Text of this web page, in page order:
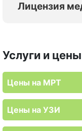
Лицензия
Услуги и
Цены на МРТ
Цены на УЗИ